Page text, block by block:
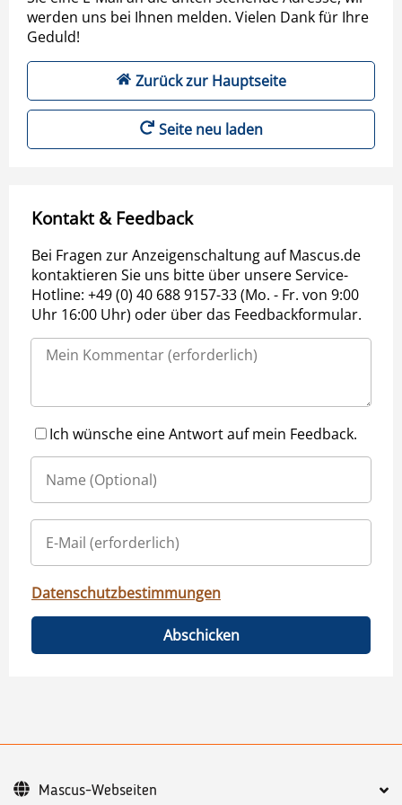
werden uns bei Ihnen melden. Vielen Dank für Ihre
Geduld!
Zurück zur Hauptseite
Seite neu laden
Kontakt & Feedback
Bei Fragen zur Anzeigenschaltung auf Mascus.de
kontaktieren Sie uns bitte über unsere Service-
Hotline: +49 (0) 40 688 9157-33 (Mo. - Fr. von 9:00
Uhr 16:00 Uhr) oder über das Feedbackformular.
Ich wünsche eine Antwort auf mein Feedback.
Datenschutzbestimmungen
Abschicken
Mascus-Webseiten